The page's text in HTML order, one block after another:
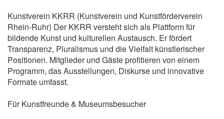
Kunstverein KKRR (Kunstverein und Kunstförderverein
Rhein-Ruhr) Der KKRR versteht sich als Plattform für
bildende Kunst und kulturellen Austausch. Er fördert
Transparenz, Pluralismus und die Vielfalt künstlerischer
Positionen. Mitglieder und Gäste profitieren von einem
Programm, das Ausstellungen, Diskurse und innovative
Formate umfasst.
Für Kunstfreunde & Museumsbesucher